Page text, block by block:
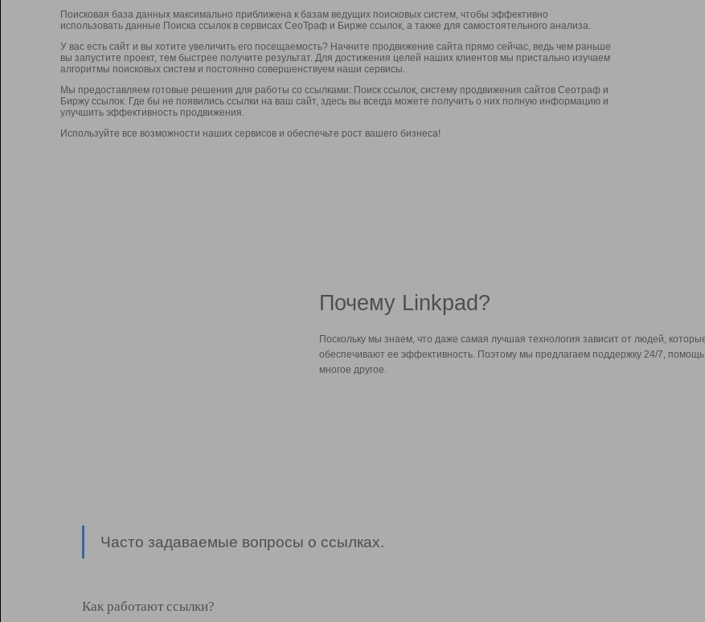
Поисковая база данных максимально приближена к базам ведущих поисковых систем, чтобы эффективно
использовать данные Поиска ссылок в сервисах СеоТраф и Бирже ссылок, а также для самостоятельного анализа.
У вас есть сайт и вы хотите увеличить его посещаемость? Начните продвижение сайта прямо сейчас, ведь чем раньше
вы запустите проект, тем быстрее получите результат. Для достижения целей наших клиентов мы пристально изучаем
алгоритмы поисковых систем и постоянно совершенствуем наши сервисы.
Мы предоставляем готовые решения для работы со ссылками: Поиск ссылок, систему продвижения сайтов Сеотраф и
Биржу ссылок. Где бы не появились ссылки на ваш сайт, здесь вы всегда можете получить о них полную информацию и
улучшить эффективность продвижения.
Используйте все возможности наших сервисов и обеспечьте рост вашего бизнеса!
Почему Linkpad?
Поскольку мы знаем, что даже самая лучшая технология зависит от людей,
обеспечивают ее эффективность. Поэтому мы предлагаем поддержку 24/7, помощь
многое другое.
Часто задаваемые вопросы о ссылках.
Как работают ссылки?